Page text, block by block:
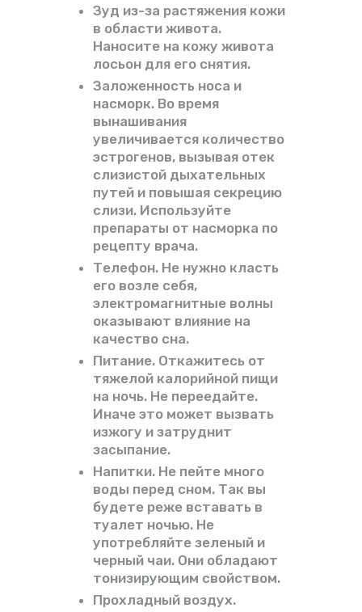
Зуд из-за растяжения кожи
в области живота.
Наносите на кожу живота
лосьон для его снятия.
Заложенность носа и
насморк. Во время
вынашивания
увеличивается количество
эстрогенов, вызывая отек
слизистой дыхательных
путей и повышая секрецию
слизи. Используйте
препараты от насморка по
рецепту врача.
Телефон. Не нужно класть
его возле себя,
электромагнитные волны
оказывают влияние на
качество сна.
Питание. Откажитесь от
тяжелой калорийной пищи
на ночь. Не переедайте.
Иначе это может вызвать
изжогу и затруднит
засыпание.
Напитки. Не пейте много
воды перед сном. Так вы
будете реже вставать в
туалет ночью. Не
употребляйте зеленый и
черный чаи. Они обладают
тонизирующим свойством.
Прохладный воздух.